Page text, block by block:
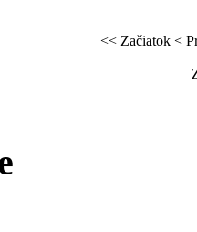
<< Začiatok <